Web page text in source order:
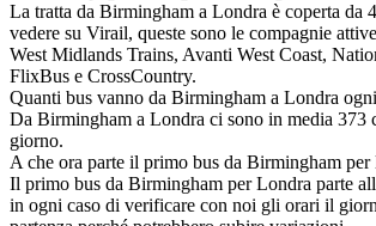
La tratta da Birmingham a Londra è coperta da
vedere su Virail, queste sono le compagnie
West Midlands Trains, Avanti West Coast,
FlixBus e CrossCountry.
Quanti bus vanno da Birmingham a Londra
Da Birmingham a Londra ci sono in media 373
giorno.
A che ora parte il primo bus da Birmingham per
Il primo bus da Birmingham per Londra parte
in ogni caso di verificare con noi gli orari il